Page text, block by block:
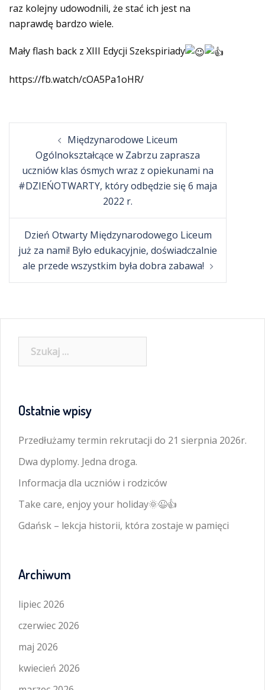
raz kolejny udowodnili, że stać ich jest na
naprawdę bardzo wiele.
Mały flash back z XIII Edycji Szekspiriady
https://fb.watch/cOA5Pa1oHR/
navigation Międzynarodowe Liceum
Ogólnokształcące w Zabrzu zaprasza
uczniów klas ósmych wraz z opiekunami na
#DZIEŃOTWARTY, który odbędzie się 6 maja
2022 r.
Dzień Otwarty Międzynarodowego Liceum
już za nami! Było edukacyjnie, doświadczalnie
ale przede wszystkim była dobra zabawa!
Ostatnie wpisy
Przedłużamy termin rekrutacji do 21 sierpnia 2026r.
Dwa dyplomy. Jedna droga.
Informacja dla uczniów i rodziców
Take care, enjoy your holiday🌞😉👍
Gdańsk – lekcja historii, która zostaje w pamięci
Archiwum
lipiec 2026
czerwiec 2026
maj 2026
kwiecień 2026